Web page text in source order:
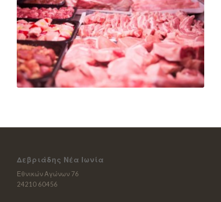
Δεβριάδης Νέα Ιωνία
Εθνικών Αγώνων 76
24210 60456